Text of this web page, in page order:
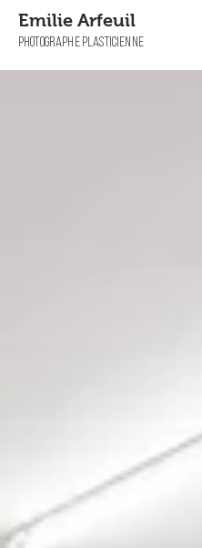
Emilie Arfeuil
PHOTOGRAPHE PLASTICIENNE